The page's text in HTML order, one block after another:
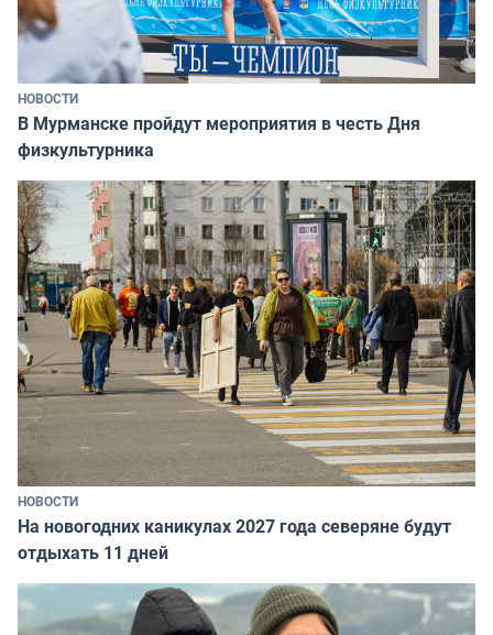
НОВОСТИ
В Мурманске пройдут мероприятия в честь Дня
физкультурника
НОВОСТИ
На новогодних каникулах 2027 года северяне будут
отдыхать 11 дней